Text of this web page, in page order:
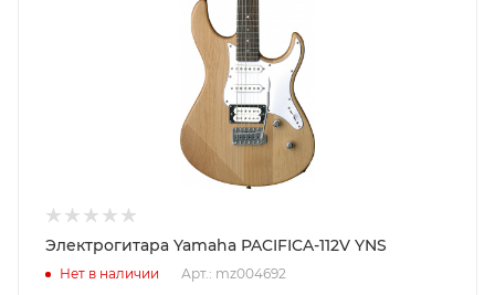
Электрогитара Yamaha PACIFICA-112V YNS
Нет в наличии Арт.: mz004692